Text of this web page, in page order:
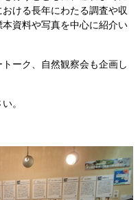
ける長年にわたる調査や収
資料や写真を中心に紹介い
ーク、自然観察会も企画し
。